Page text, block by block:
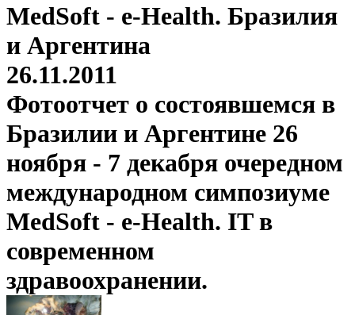
MedSoft - e-Health. Бразилия
и Аргентина
26.11.2011
Фотоотчет о состоявшемся в
Бразилии и Аргентине 26
ноября - 7 декабря очередном
международном симпозиуме
MedSoft - e-Health. IT в
современном
здравоохранении.